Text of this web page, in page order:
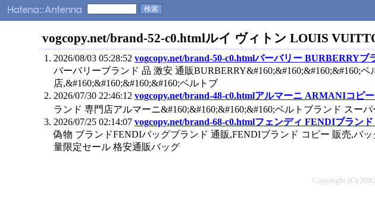
vogcopy.net/brand-52-c0.htmlルイ ヴィトン LOUIS
2026/08/03 05:28:52 vogcopy.net/brand-50-c0.htmlバーバリー BURBERRYブ
バーバリーブランド 品 激安 通販BURBERRY&#160;&#160;&#160;&#160;
店,&#160;&#160;&#160;&#160;ベルトブ
2026/07/30 22:46:12 vogcopy.net/brand-48-c0.htmlアルマーニ ARMANIコピ
ランド 専門店アルマーニ&#160;&#160;&#160;&#160;ベルトブランド スー
2026/07/25 02:14:07 vogcopy.net/brand-68-c0.htmlフェンディ FENDIブラン
偽物 ブランドFENDIバッグブランド 通販,FENDIブランド コピー 販売,バ
量限定セール 格安通販バッグ
Copyright (C)